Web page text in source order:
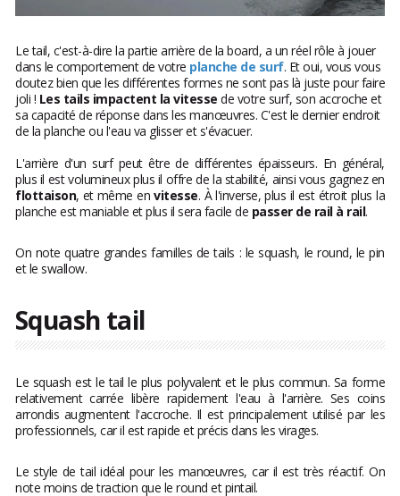
Le tail, c'est-à-dire la partie arrière de la board, a un réel rôle à jouer
dans le comportement de votre planche de surf. Et oui, vous vous
doutez bien que les différentes formes ne sont pas là juste pour faire
joli ! Les tails impactent la vitesse de votre surf, son accroche et
sa capacité de réponse dans les manœuvres. C'est le dernier endroit
de la planche ou l'eau va glisser et s'évacuer.
L'arrière d'un surf peut être de différentes épaisseurs. En général,
plus il est volumineux plus il offre de la stabilité, ainsi vous gagnez en
flottaison, et même envitesse. À l'inverse, plus il est étroit plus la
planche est maniable et plus il sera facile de passer de rail à rail.
On note quatre grandes familles de tails : le squash, le round, le pin
et le swallow.
Squash tail
Le squash est le tail le plus polyvalent et le plus commun. Sa forme
relativement carrée libère rapidement l'eau à l'arrière. Ses coins
arrondis augmentent l'accroche. Il est principalement utilisé par les
professionnels, car il est rapide et précis dans les virages.
Le style de tail idéal pour les manœuvres, car il est très réactif. On
note moins de traction que le round et pintail.